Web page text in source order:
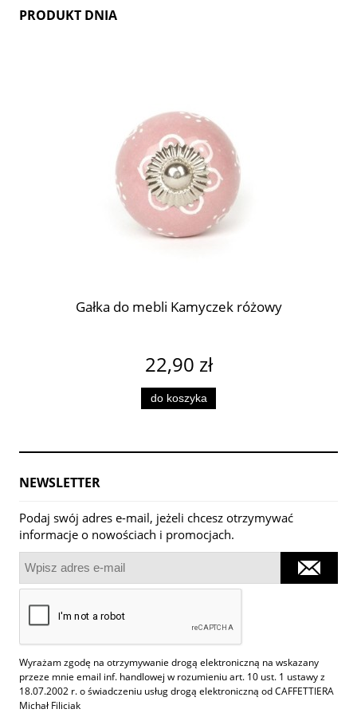
PRODUKT DNIA
Gałka do mebli Kamyczek różowy
22,90 zł
do koszyka
NEWSLETTER
Podaj swój adres e-mail, jeżeli chcesz otrzymywać
informacje o nowościach i promocjach.
Wyrażam zgodę na otrzymywanie drogą elektroniczną na wskazany
przeze mnie email inf. handlowej w rozumieniu art. 10 ust. 1 ustawy z
18.07.2002 r. o świadczeniu usług drogą elektroniczną od CAFFETTIERA
Michał Filiciak